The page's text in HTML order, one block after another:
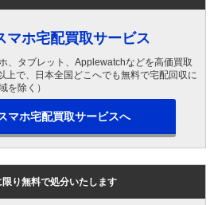
マホ宅配買取サービス
、タブレット、Applewatchなどを高価買取
上で、日本全国どこへでも無料で宅配回収に
を除く）
マホ宅配買取サービスへ
り無料で処分いたします